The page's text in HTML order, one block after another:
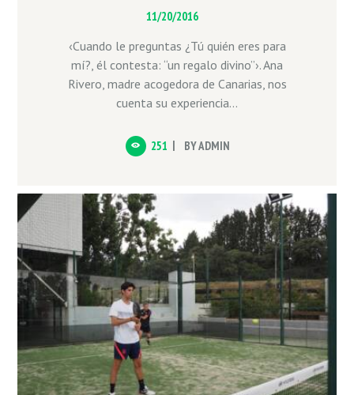
11/20/2016
‹Cuando le preguntas ¿Tú quién eres para
mí?, él contesta: “un regalo divino”›. Ana
Rivero, madre acogedora de Canarias, nos
cuenta su experiencia...
251 BYADMIN